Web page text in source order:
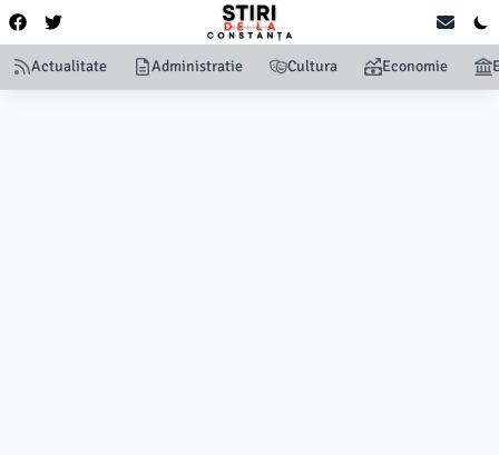
Actualitate Administratie Cultura Economie